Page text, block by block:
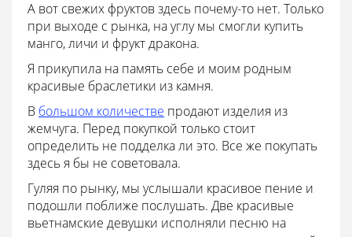
А вот свежих фруктов здесь почему-то нет. Только
при выходе с рынка, на углу мы смогли купить
манго, личи и фрукт дракона.
Я прикупила на память себе и моим родным
красивые браслетики из камня.
В большом количестве продают изделия из
жемчуга. Перед покупкой только стоит
определить не подделка ли это. Все же покупать
здесь я бы не советовала.
Гуляя по рынку, мы услышали красивое пение и
подошли поближе послушать. Две красивые
вьетнамские девушки исполняли песню на